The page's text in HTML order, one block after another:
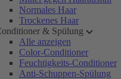
Normales Haar
Trockenes Haar
& Spülung
Alle anzeigen
Color-Conditioner
Feuchtigkeits-Conditioner
Anti-Schuppen-Spülung